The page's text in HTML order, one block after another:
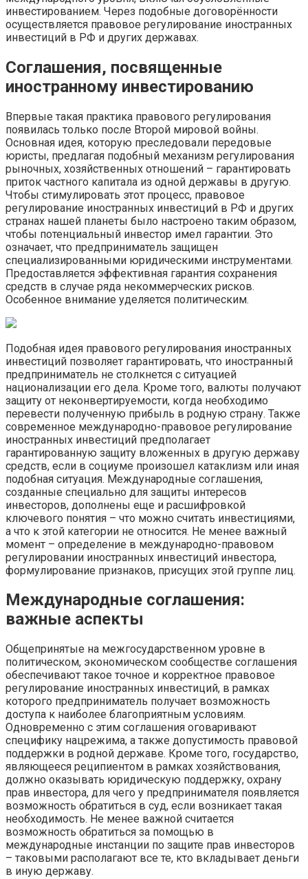
инвестированием. Через подобные договорённости
осуществляется правовое регулирование иностранных
инвестиций в РФ и других державах.
Соглашения, посвященные
иностранному инвестированию
Впервые такая практика правового регулирования
появилась только после Второй мировой войны.
Основная идея, которую преследовали передовые
юристы, предлагая подобный механизм регулирования
рыночных, хозяйственных отношений – гарантировать
приток частного капитала из одной державы в другую.
Чтобы стимулировать этот процесс, правовое
регулирование иностранных инвестиций в РФ и других
странах нашей планеты было настроено таким образом,
чтобы потенциальный инвестор имел гарантии. Это
означает, что предприниматель защищен
специализированными юридическими инструментами.
Предоставляется эффективная гарантия сохранения
средств в случае ряда некоммерческих рисков.
Особенное внимание уделяется политическим.
Подобная идея правового регулирования иностранных
инвестиций позволяет гарантировать, что иностранный
предприниматель не столкнется с ситуацией
национализации его дела. Кроме того, валюты получают
защиту от неконвертируемости, когда необходимо
перевести полученную прибыль в родную страну. Также
современное международно-правовое регулирование
иностранных инвестиций предполагает
гарантированную защиту вложенных в другую державу
средств, если в социуме произошел катаклизм или иная
подобная ситуация. Международные соглашения,
созданные специально для защиты интересов
инвесторов, дополнены еще и расшифровкой
ключевого понятия – что можно считать инвестициями,
а что к этой категории не относится. Не менее важный
момент – определение в международно-правовом
регулировании иностранных инвестиций инвестора,
формулирование признаков, присущих этой группе лиц.
Международные соглашения:
важные аспекты
Общепринятые на межгосударственном уровне в
политическом, экономическом сообществе соглашения
обеспечивают такое точное и корректное правовое
регулирование иностранных инвестиций, в рамках
которого предприниматель получает возможность
доступа к наиболее благоприятным условиям.
Одновременно с этим соглашения оговаривают
специфику нацрежима, а также допустимость правовой
поддержки в родной державе. Кроме того, государство,
являющееся реципиентом в рамках хозяйствования,
должно оказывать юридическую поддержку, охрану
прав инвестора, для чего у предпринимателя появляется
возможность обратиться в суд, если возникает такая
необходимость. Не менее важной считается
возможность обратиться за помощью в
международные инстанции по защите прав инвесторов
– таковыми располагают все те, кто вкладывает деньги
в иную державу.